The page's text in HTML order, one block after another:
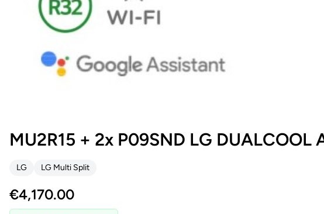
MU2R15 + 2x P09SND LG
LG LG Multi Split
€4,170.00